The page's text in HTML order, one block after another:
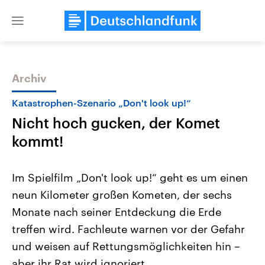
Close
Themen
Landtagswahl Sachsen-Anhalt
2026
Alle Informationen
Sachsen-Anhalt wählt am 6.
September 2026 einen neuen
Landtag. Seit 2021 wird das
Bundesland von einer Koalition aus
Aktuelle Beiträge,
Hintergründe
Wirtschaftlich und
gehören die Vereinigten
den mächtigsten Ländern
Archiv
Katastrophen-Szenario „Don't look up!“
Nicht hoch gucken, der Komet
kommt!
Im Spielfilm „Don't look up!“ geht es um einen
neun Kilometer großen Kometen, der sechs
Monate nach seiner Entdeckung die Erde
treffen wird. Fachleute warnen vor der Gefahr
und weisen auf Rettungsmöglichkeiten hin –